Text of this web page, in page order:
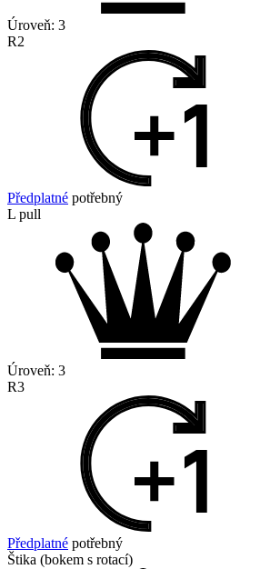
Úroveň: 3
R2
Předplatné potřebný
L pull
Úroveň: 3
R3
Předplatné potřebný
Štika (bokem s rotací)